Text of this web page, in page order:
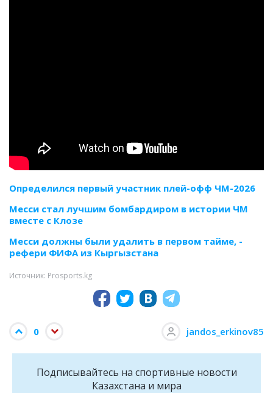
Определился первый участник плей-офф ЧМ-2026
Месси стал лучшим бомбардиром в истории ЧМ
вместе с Клозе
Месси должны были удалить в первом тайме, -
рефери ФИФА из Кыргызстана
Источник: Prosports.kg
0 jandos_erkinov85
Подписывайтесь на cпортивные новости
Казахстана и мира